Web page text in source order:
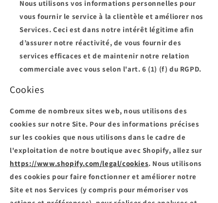
Nous utilisons vos informations personnelles pour
vous fournir le service à la clientèle et améliorer nos
Services. Ceci est dans notre intérêt légitime afin
d’assurer notre réactivité, de vous fournir des
services efficaces et de maintenir notre relation
commerciale avec vous selon l'art. 6 (1) (f) du RGPD.
Cookies
Comme de nombreux sites web, nous utilisons des
cookies sur notre Site. Pour des informations précises
sur les cookies que nous utilisons dans le cadre de
l'exploitation de notre boutique avec Shopify, allez sur
https://www.shopify.com/legal/cookies. Nous utilisons
des cookies pour faire fonctionner et améliorer notre
Site et nos Services (y compris pour mémoriser vos